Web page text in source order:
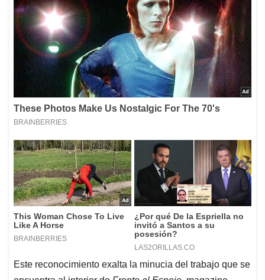
Este reconocimiento exalta la minucia del trabajo que se